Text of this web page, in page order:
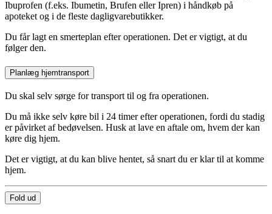
Ibuprofen (f.eks. Ibumetin, Brufen eller Ipren) i håndkøb på
apoteket og i de fleste dagligvarebutikker.
Du får lagt en smerteplan efter operationen. Det er vigtigt, at du
følger den.
Planlæg hjemtransport
Du skal selv sørge for transport til og fra operationen.
Du må ikke selv køre bil i 24 timer efter operationen, fordi du stadig
er påvirket af bedøvelsen. Husk at lave en aftale om, hvem der kan
køre dig hjem.
Det er vigtigt, at du kan blive hentet, så snart du er klar til at komme
hjem.
Fold ud